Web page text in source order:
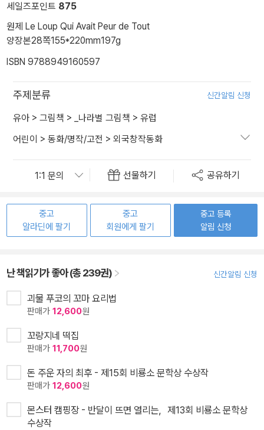
세일즈포인트 875
원제 Le Loup Qui Avait Peur de Tout
양장본28쪽155*220mm197g
ISBN 9788949160597
주제분류 신간알림 신청
유아 > 그림책 > _나라별 그림책 > 유럽
어린이 > 동화/명작/고전 > 외국창작동화
선물하기 공유하기
중고
알라딘에 팔기
중고
회원에게 팔기
중고 등록
알림 신청
난 책읽기가 좋아 (총 239권) 신간알림 신청
괴물 푸코의 꼬마 요리법
판매가 12,600원
꼬랑지네 떡집
판매가 11,700원
돈 주운 자의 최후 - 제15회 비룡소 문학상 수상작
판매가 12,600원
몬스터 캠핑장 - 반달이 뜨면 열리는，제13회 비룡소 문학상
수상작